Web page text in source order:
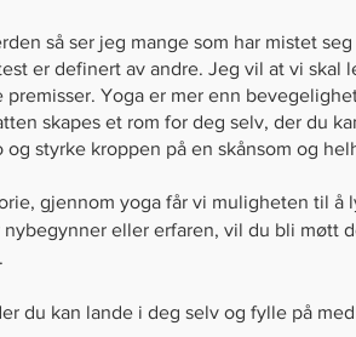
så ser jeg mange som har mistet
er definert av andre. Jeg vil at vi skal
premisser. Yoga er mer enn
skapes et rom for deg selv, der du
styrke kroppen på en skånsom og
gjennom yoga får vi muligheten til å
eller erfaren, vil du bli møtt
du kan lande i deg selv og fylle på